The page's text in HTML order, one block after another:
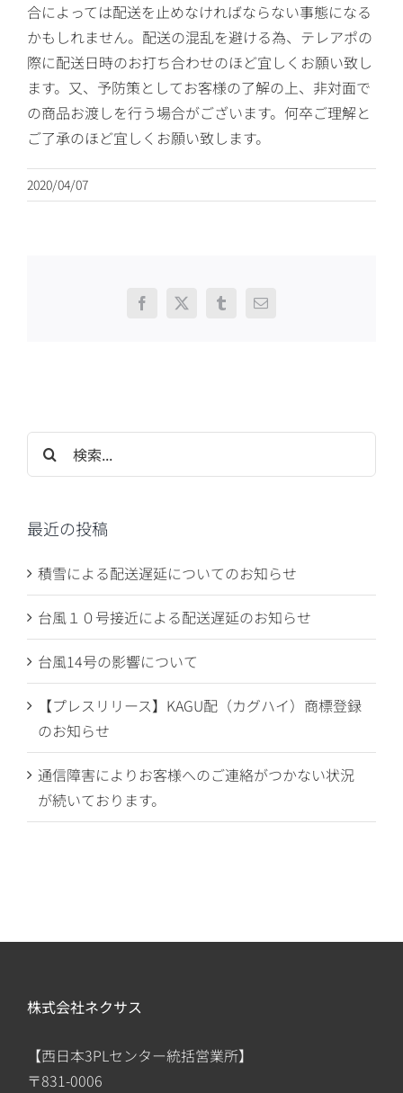
合によっては配送を止めなければならない事態になる
かもしれません。配送の混乱を避ける為、テレアポの
際に配送日時のお打ち合わせのほど宜しくお願い致し
ます。又、予防策としてお客様の了解の上、非対面で
の商品お渡しを行う場合がございます。何卒ご理解と
ご了承のほど宜しくお願い致します。
2020/04/07
Facebook
X Tumblr電
索
最近の投稿
積雪による配送遅延についてのお知らせ
台風１０号接近による配送遅延のお知らせ
台風14号の影響について
【プレスリリース】KAGU配（カグハイ）商標登録
のお知らせ
通信障害によりお客様へのご連絡がつかない状況
が続いております。
株式会社ネクサス
【西日本3PLセンター統括営業所】
〒831-0006